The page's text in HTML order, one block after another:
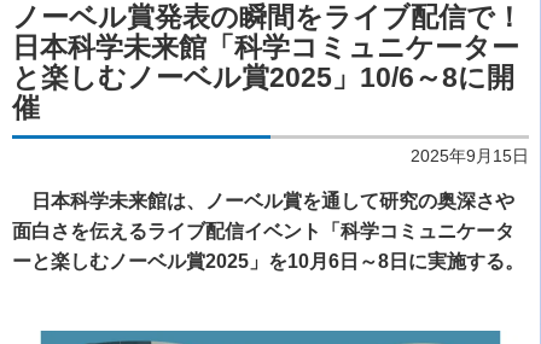
ノーベル賞発表の瞬間をライブ配信で！
日本科学未来館「科学コミュニケーター
と楽しむノーベル賞2025」10/6～8に開
催
2025年9月15日
日本科学未来館は、ノーベル賞を通して研究の奥深さや
面白さを伝えるライブ配信イベント「科学コミュニケータ
ーと楽しむノーベル賞2025」を10月6日～8日に実施する。